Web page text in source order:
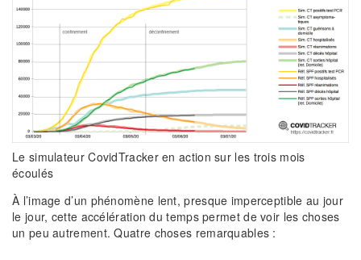
Le simulateur CovidTracker en action sur les trois mois
écoulés
À l’image d’un phénomène lent, presque imperceptible au jour
le jour, cette accélération du temps permet de voir les choses
un peu autrement. Quatre choses remarquables :